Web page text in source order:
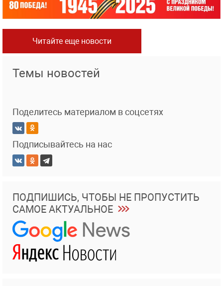
Читайте еще новости
Темы новостей
Поделитесь материалом в соцсетях
Подписывайтесь на нас
ПОДПИШИСЬ, ЧТОБЫ НЕ ПРОПУСТИТЬ
САМОЕ АКТУАЛЬНОЕ